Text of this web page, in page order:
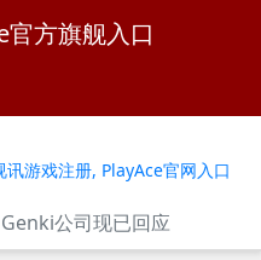
官方旗舰入口
讯游戏注册, PlayAce官网入口
公司现已回应